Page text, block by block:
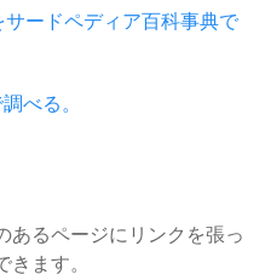
サードペディア百科事典で
べる。
あるページにリンクを張っ
ます。